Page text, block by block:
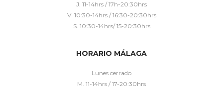
J. 11-14hrs / 17h-20:30hrs
V. 10:30-14hrs / 16:30-20:30hrs
S. 10:30-14hrs/ 15-20:30hrs
HORARIO MÁLAGA
Lunes cerrado
M. 11-14hrs / 17-20:30hrs